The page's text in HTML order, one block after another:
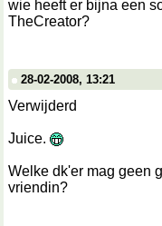
wie heeft er bijna een
TheCreator?
28-02-2008, 13:21
Verwijderd
Juice.
Welke dk'er mag geen
vriendin?